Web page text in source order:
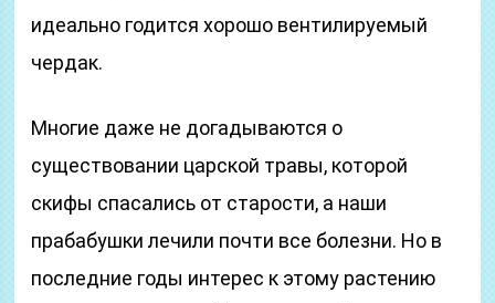
идеально годится хорошо вентилируемый
чердак.
Многие даже не догадываются о
существовании царской травы, которой
скифы спасались от старости, а наши
прабабушки лечили почти все болезни. Но в
последние годы интерес к этому растению